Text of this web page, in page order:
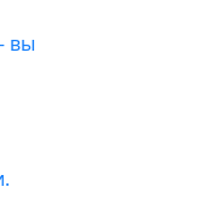
вы